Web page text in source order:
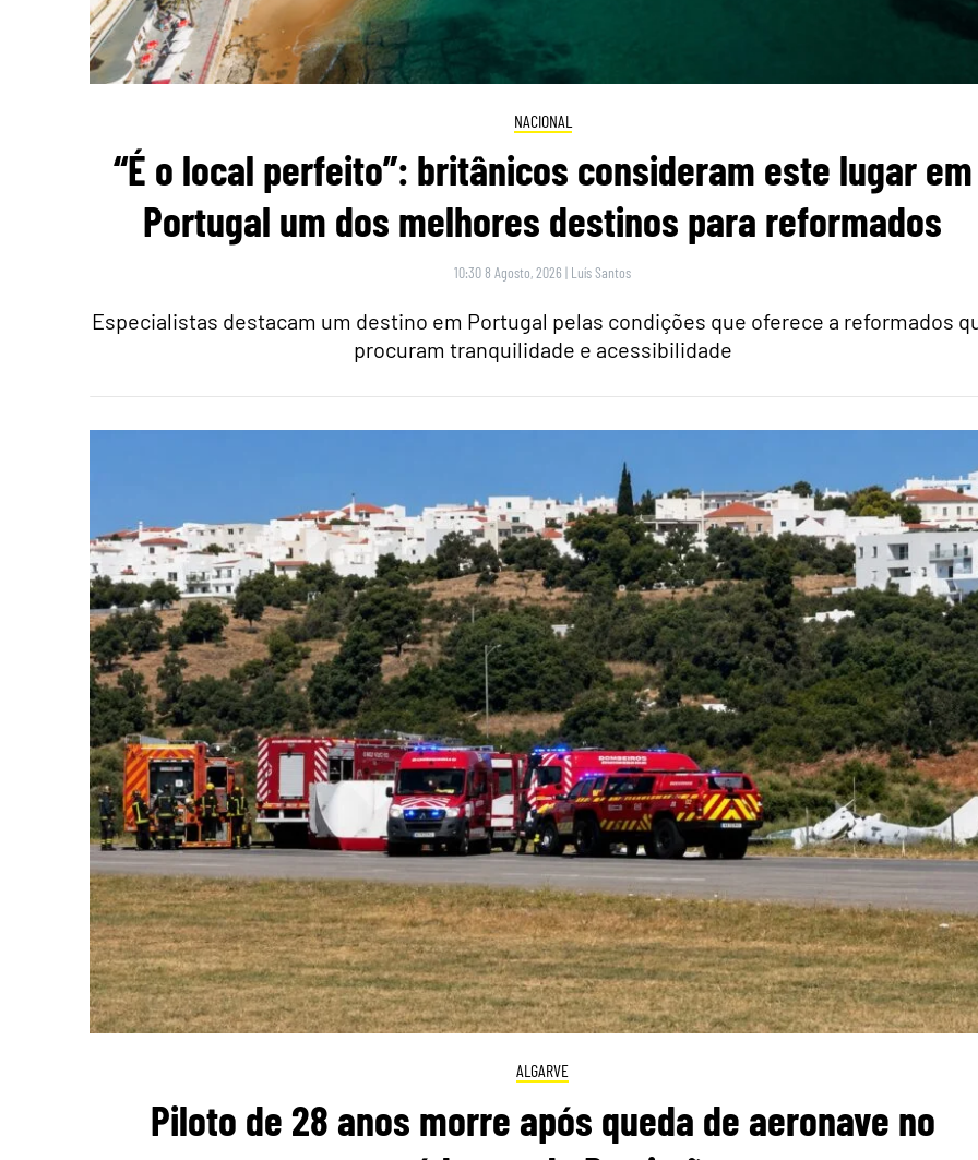
NACIONAL
“É o local perfeito”: britânicos consideram este lugar em
Portugal um dos melhores destinos para reformados
10:30 8 Agosto, 2026 | Luís Santos
Especialistas destacam um destino em Portugal pelas condições que oferece a reformados
procuram tranquilidade e acessibilidade
ALGARVE
Piloto de 28 anos morre após queda de aeronave no